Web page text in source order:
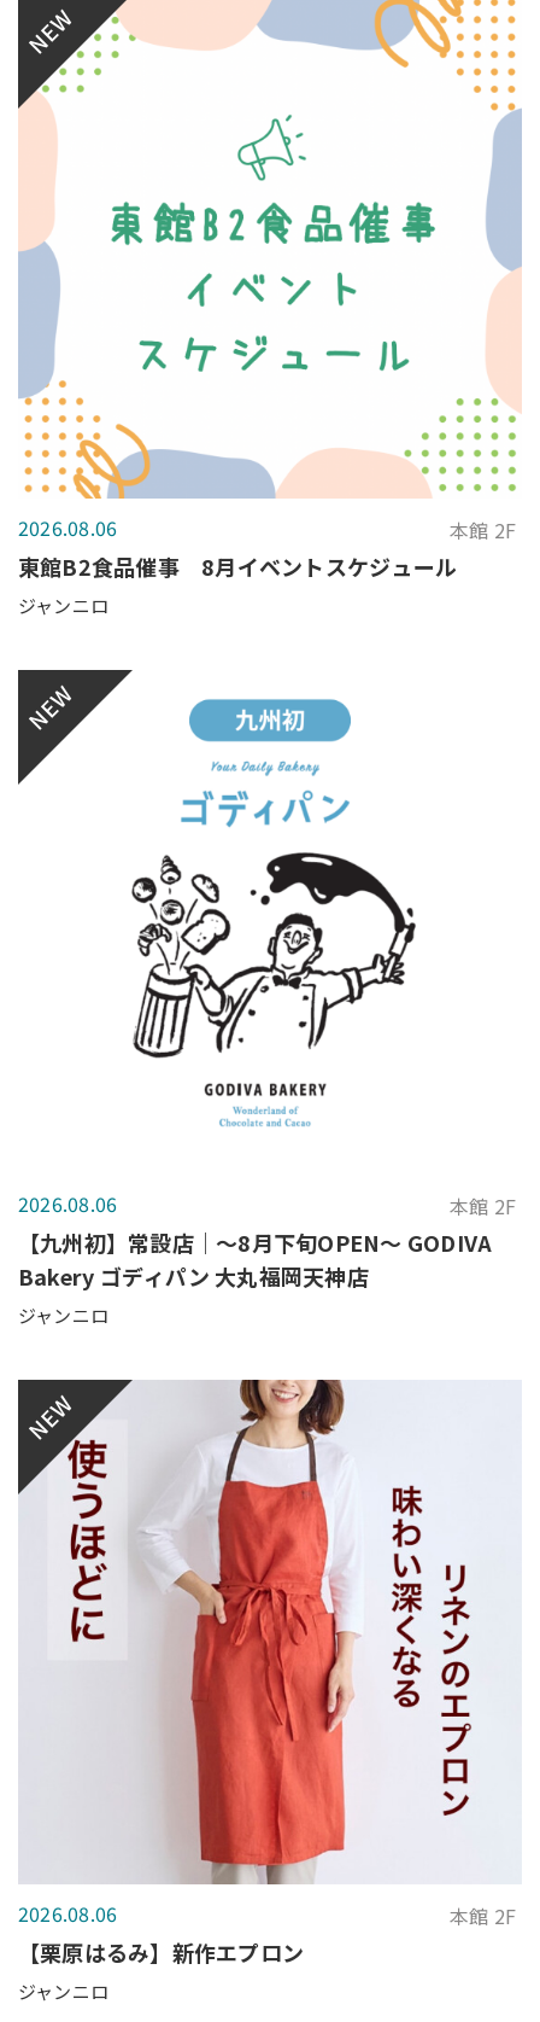
NEW
2026.08.06 本館 2F
東館B2食品催事 8月イベントスケジュール
ジャンニロ
NEW
2026.08.06 本館 2F
【九州初】常設店｜～8月下旬OPEN～ GODIVA
Bakery ゴディパン 大丸福岡天神店
ジャンニロ
NEW
2026.08.06 本館 2F
【栗原はるみ】新作エプロン
ジャンニロ